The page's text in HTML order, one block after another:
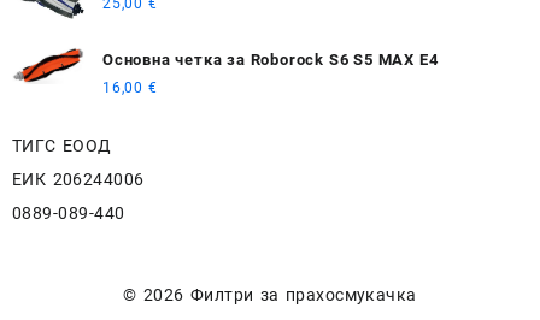
25,00 €
Основна четка за Roborock S6 S5 MAX E4
16,00 €
ТИГС ЕООД
ЕИК 206244006
0889-089-440
© 2026 Филтри за прахосмукачка